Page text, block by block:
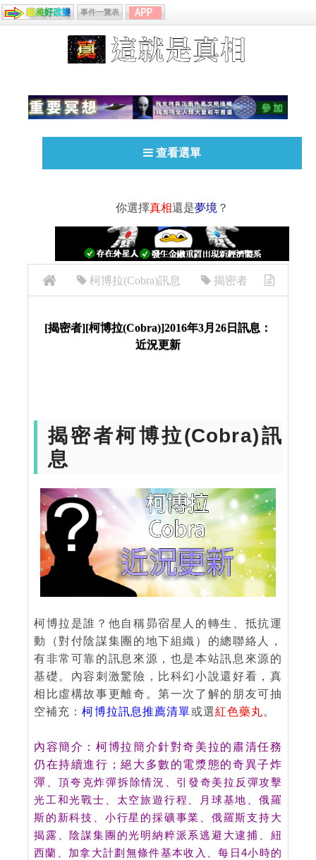
事件一覽表
查看選單
你選擇真相還是夢境 ？
柯博拉(Cobra)訊息 揭密者
[揭密者][柯博拉(Cobra)]2016年3月26日訊息：
近況更新
揭密者柯博拉(Cobra)訊
息
柯博拉是誰？他自稱昴宿星人的轉生、抵抗運
動（對付陰謀集團的地下組織）的總聯絡人，
有非常可靠的訊息來源，也是本站訊息來源的
基礎。內容刺激驚險，比科幻小說還好看，真
相比虛構故事更離奇。第一次了解的朋友可抽
空補充：柯博拉訊息推薦清單或選紅色藥丸。
內容簡介：柯博拉簡介針對奇美拉的肅清任務
仍在持續進行；絕大多數的電漿態的奇異子炸
彈
、頂夸克炸彈拆除情況、 引發奇美拉 反彈攻擊
光工和光戰士、 太空旅遊行程 月球基地 、俄羅
斯的新科技
小行星的採礦事業
、俄羅斯支持大
揭露、陰謀集團的光明納粹派系逃避大逮捕
紐
西蘭
加拿大計劃無條件基本收 入 、每日4小時的